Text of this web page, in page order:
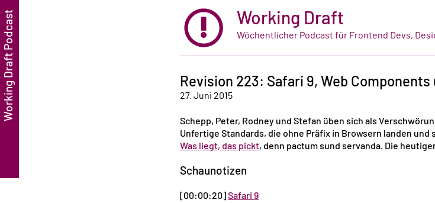
Working Draft
Wöchentlicher Podcast für Frontend Devs,
Revision 223: Safari 9, Web Components
27. Juni 2015
Schepp, Peter, Rodney und Stefan üben sich als
Unfertige Standards, die ohne Präfix in Browsern landen
Was liegt, das pickt, denn pactum sund servanda. Die
Schaunotizen
[00:00:20] Safari 9